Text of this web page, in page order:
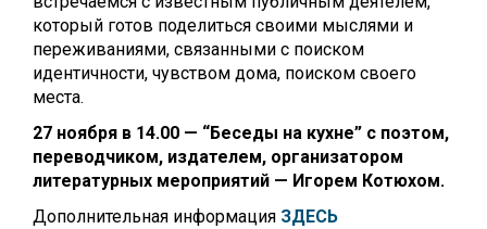
который готов поделиться своими мыслями и
переживаниями, связанными с поиском
идентичности, чувством дома, поиском своего
места.
27 ноября в 14.00 — “Беседы на кухне” с поэтом,
переводчиком, издателем, организатором
литературных мероприятий — Игорем Котюхом.
Дополнительная информация ЗДЕСЬ